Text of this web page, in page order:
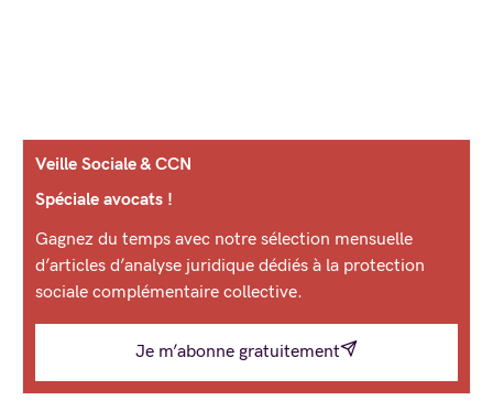
Veille Sociale & CCN
Spéciale avocats !
Gagnez du temps avec notre sélection mensuelle
d’articles d’analyse juridique dédiés à la protection
sociale complémentaire collective.
Je m’abonne gratuitement